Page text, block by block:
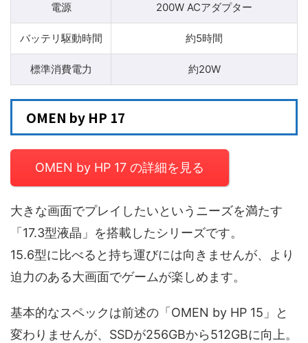
電源 200W ACアダプター
バッテリ駆動時間 約5時間
標準消費電力 約20W
OMEN by HP 17
OMEN by HP 17 の詳細を見る
大きな画面でプレイしたいというニーズを満たす
「17.3型液晶」を搭載したシリーズです。
15.6型に比べると持ち運びには向きませんが、より
迫力のある大画面でゲームが楽しめます。
基本的なスペックは前述の「OMEN by HP 15」と
変わりませんが、SSDが256GBから512GBに向上。